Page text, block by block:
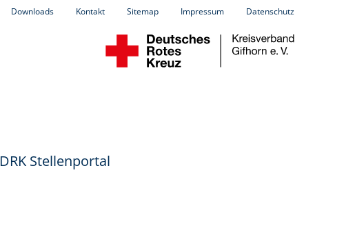
Downloads Kontakt Sitemap Impressum Datenschutz
DRK Stellenportal